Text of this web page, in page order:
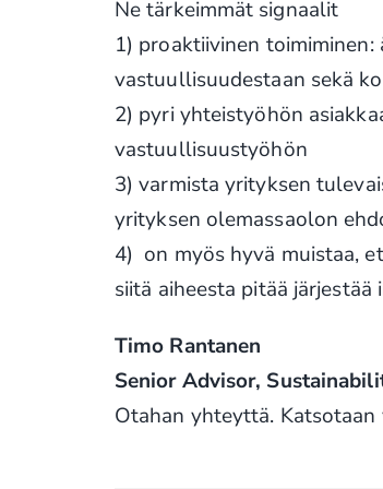
Ne tärkeimmät signaalit
1) proaktiivinen
vastuullisuudestaan sekä
2) pyri yhteistyöhön
vastuullisuustyöhön
3) varmista yrityksen
yrityksen olemassaolon
4) on myös hyvä muistaa,
siitä aiheesta pitää
Timo Rantanen
Senior Advisor,
Otahan yhteyttä.